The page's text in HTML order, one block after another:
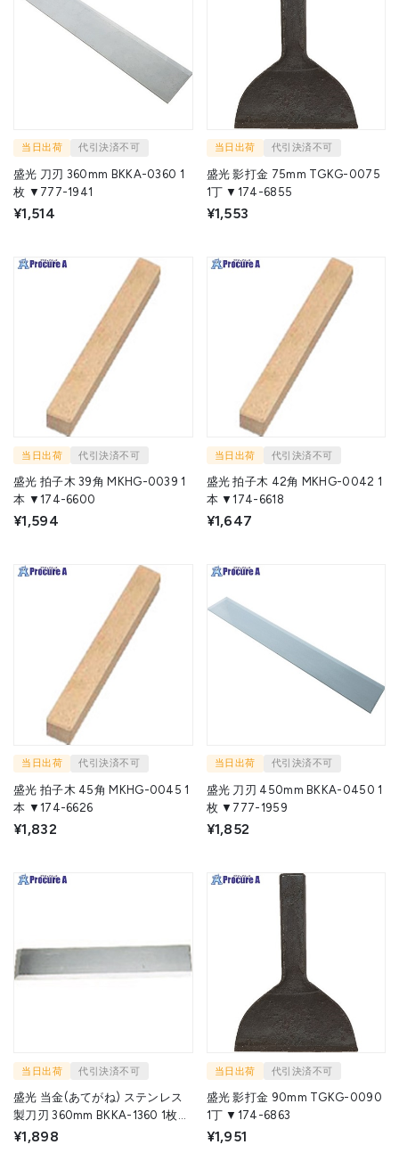
当日出荷 代引決済不可
盛光 刀刃 360mm BKKA-0360 1
枚 ▼777-1941
¥1,514
当日出荷 代引決済不可
盛光 影打金 75mm TGKG-0075
1丁 ▼174-6855
¥1,553
当日出荷 代引決済不可
盛光 拍子木 39角 MKHG-0039 1
本 ▼174-6600
¥1,594
当日出荷 代引決済不可
盛光 拍子木 42角 MKHG-0042 1
本 ▼174-6618
¥1,647
当日出荷 代引決済不可
盛光 拍子木 45角 MKHG-0045 1
本 ▼174-6626
¥1,832
当日出荷 代引決済不可
盛光 刀刃 450mm BKKA-0450 1
枚 ▼777-1959
¥1,852
当日出荷 代引決済不可
盛光 当金(あてがね) ステンレス
製刀刃 360mm BKKA-1360 1枚
▼777-1967
¥1,898
当日出荷 代引決済不可
盛光 影打金 90mm TGKG-0090
1丁 ▼174-6863
¥1,951